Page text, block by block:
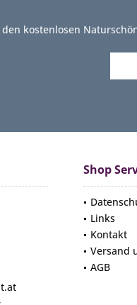
kostenlosen
Shop
Links
Kontakt
Versand
AGB